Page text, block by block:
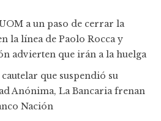
a un paso de cerrar la
la línea de Paolo Rocca y
advierten que irán a la huelga
que suspendió su
Anónima, La Bancaria frenan
Nación